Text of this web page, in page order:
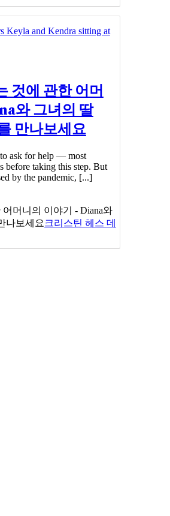
것에 관한 어머
와 그녀의 딸
만나보세요
ask for help — most
before taking this step. But
by the pandemic, [...]
머니의 이야기 - Diana와
나보세요 크리스틴 헤스 데